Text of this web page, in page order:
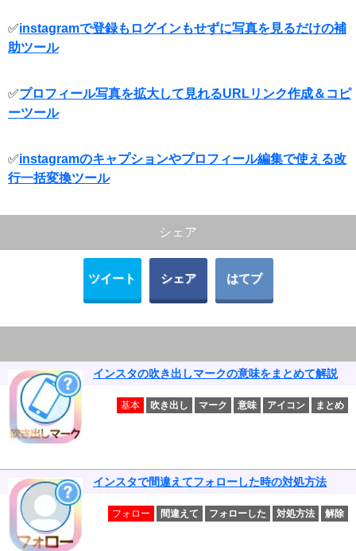
✅instagramで登録もログインもせずに写真を見るだけの補
助ツール
✅プロフィール写真を拡大して見れるURLリンク作成＆コピ
ーツール
✅instagramのキャプションやプロフィール編集で使える改
行一括変換ツール
シェア
ツイート シェア はてブ
インスタの吹き出しマークの意味をまとめて解説
基本 吹き出し マーク 意味 アイコン まとめ
インスタで間違えてフォローした時の対処方法
フォロー 間違えて フォローした 対処方法 解除